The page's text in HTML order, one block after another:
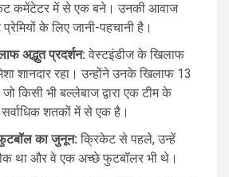
कमेंटेटर में से एक बने। उनकी आवाज
के लिए जानी-पहचानी है।
अद्भुत प्रदर्शन: वेस्टइंडीज के खिलाफ
शानदार रहा। उन्होंने उनके खिलाफ 13
किसी भी बल्लेबाज द्वारा एक टीम के
शतकों में से एक है।
का जुनून: क्रिकेट से पहले, उन्हें
था और वे एक अच्छे फुटबॉलर भी थे।